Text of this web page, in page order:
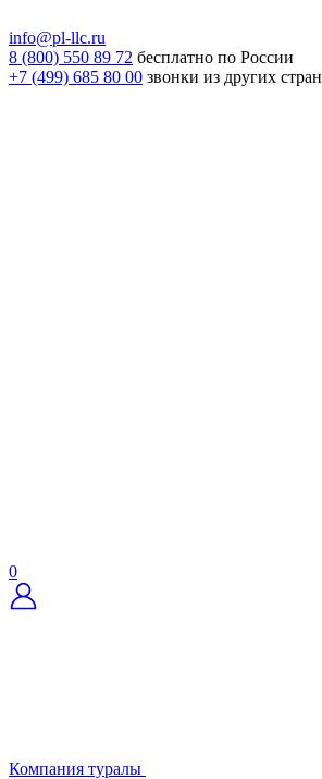
info@pl-llc.ru
8 (800) 550 89 72 бесплатно по России
+7 (499) 685 80 00 звонки из других стран
0
Компания туралы